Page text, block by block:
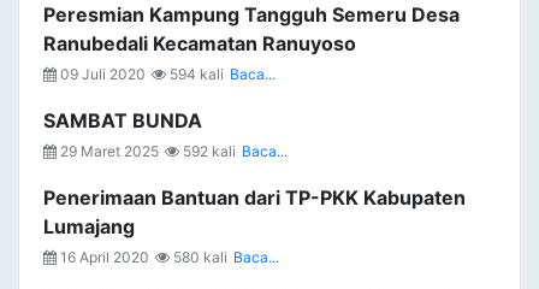
Peresmian Kampung Tangguh Semeru Desa
Ranubedali Kecamatan Ranuyoso
09 Juli 2020 594 kali Baca...
SAMBAT BUNDA
29 Maret 2025 592 kali Baca...
Penerimaan Bantuan dari TP-PKK Kabupaten
Lumajang
16 April 2020 580 kali Baca...